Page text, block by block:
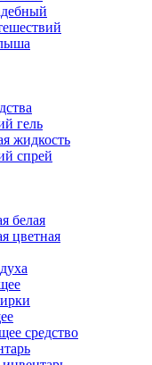
гель
жидкость
спрей
белая
цветная
средство